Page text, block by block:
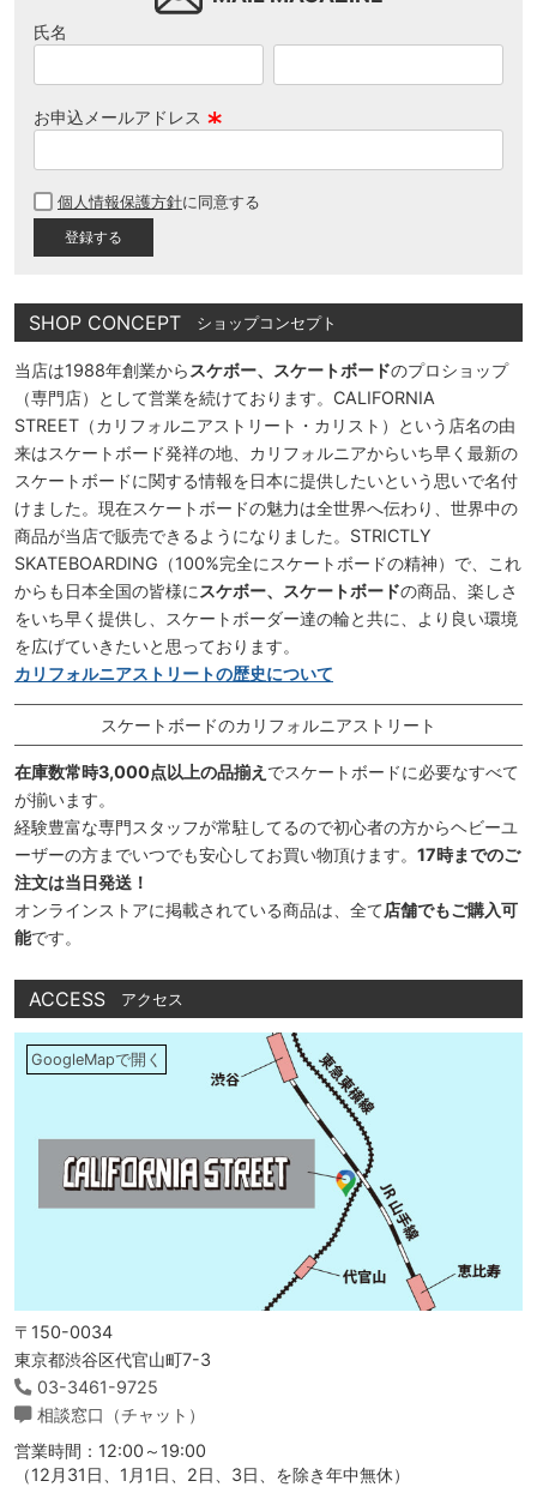
氏名
お申込メールアドレス
須
個人情報保護方針に同意する
SHOP CONCEPT ショップコンセプト
当店は1988年創業から スケボー、スケートボードのプロショップ
（専門店）として営業を続けております。CALIFORNIA
STREET（カリフォルニアストリート・カリスト）という店名の由
来はスケートボード発祥の地、カリフォルニアからいち早く最新の
スケートボードに関する情報を日本に提供したいという思いで名付
けました。現在スケートボードの魅力は全世界へ伝わり、世界中の
商品が当店で販売できるようになりました。STRICTLY
SKATEBOARDING（100%完全にスケートボードの精神）で、これ
からも日本全国の皆様に スケボー、スケートボードの商品、楽しさ
をいち早く提供し、スケートボーダー達の輪と共に、より良い環境
を広げていきたいと思っております。
カリフォルニアストリートの歴史について
スケートボードのカリフォルニアストリート
在庫数常時3,000点以上の品揃え でスケートボードに必要なすべて
が揃います。
経験豊富な専門スタッフが常駐してるので初心者の方からヘビーユ
ーザーの方までいつでも安心してお買い物頂けます。 17時までのご
注文は当日発送！
オンラインストアに掲載されている商品は、全て店舗でもご購入可
能です。
ACCESS アクセス
GoogleMapで開く
〒150-0034
東京都渋谷区代官山町7-3
03-3461-9725
相談窓口（チャット）
営業時間：12:00～19:00
（12月31日、1月1日、2日、3日、を除き年中無休）